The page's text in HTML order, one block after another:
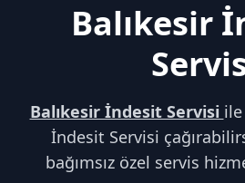
Balıkesir
Balıkesir İndesit Servisi
İndesit Servisi
bağımsız özel servis